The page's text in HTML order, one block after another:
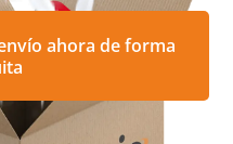
ahora de forma